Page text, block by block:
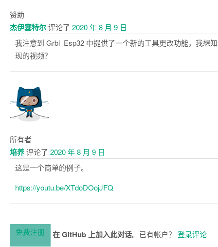
赞助
杰伊塞特尔评论了 2020 年 8 月 9 日
我注意到 Grbl_Esp32 中提供了一个新的工具更改功能，我想
现的视频？
所有者
培养评论了 2020 年 8 月 9 日
这是一个简单的例子。
https://youtu.be/XTdoDOojJFQ
免费注册 在 GitHub 上加入此对话。已有帐户？ 登录评论